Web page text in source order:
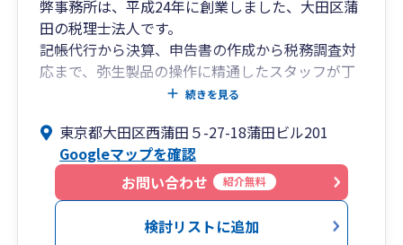
弊事務所は、平成24年に創業しました、大田区蒲
田の税理士法人です。
記帳代行から決算、申告書の作成から税務調査対
応まで、弥生製品の操作に精通したスタッフが丁
寧に対応いたします。
で、法人化のサポートや弥生製品を使った経理業
務の効率化のサポート、NPO法人の会計顧問、な
ど幅広く対応しております。
続きを見る
東京都大田区西蒲田５-27-18蒲田ビル201
Googleマップを確認
お問い合わせ
紹介無料
検討リストに追加